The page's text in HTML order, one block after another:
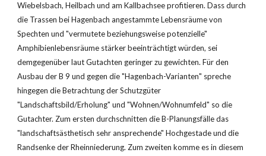
Wiebelsbach, Heilbach und am Kallbachsee profitieren. Dass durch
die Trassen bei Hagenbach angestammte Lebensräume von
Spechten und "vermutete beziehungsweise potenzielle"
Amphibienlebensräume stärker beeinträchtigt würden, sei
demgegenüber laut Gutachten geringer zu gewichten. Für den
Ausbau der B 9 und gegen die "Hagenbach-Varianten" spreche
hingegen die Betrachtung der Schutzgüter
"Landschaftsbild/Erholung" und "Wohnen/Wohnumfeld" so die
Gutachter. Zum ersten durchschnitten die B-Planungsfälle das
"landschaftsästhetisch sehr ansprechende" Hochgestade und die
Randsenke der Rheinniederung. Zum zweiten komme es in diesem